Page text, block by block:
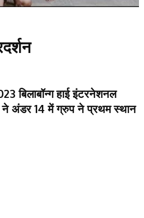
बिलाबॉन्ग हाई इंटरनेशनल
ने अंडर 14 में ग्रुप ने प्रथम स्थान